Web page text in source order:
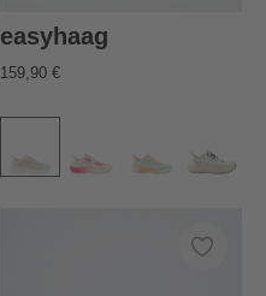
easyhaag
159,90 €